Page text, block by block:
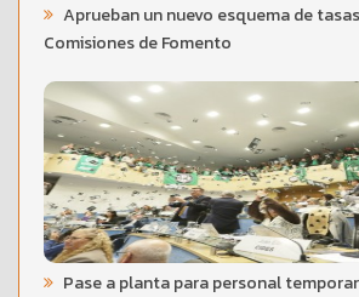
Aprueban un nuevo esquema de
Comisiones de Fomento
Pase a planta para personal